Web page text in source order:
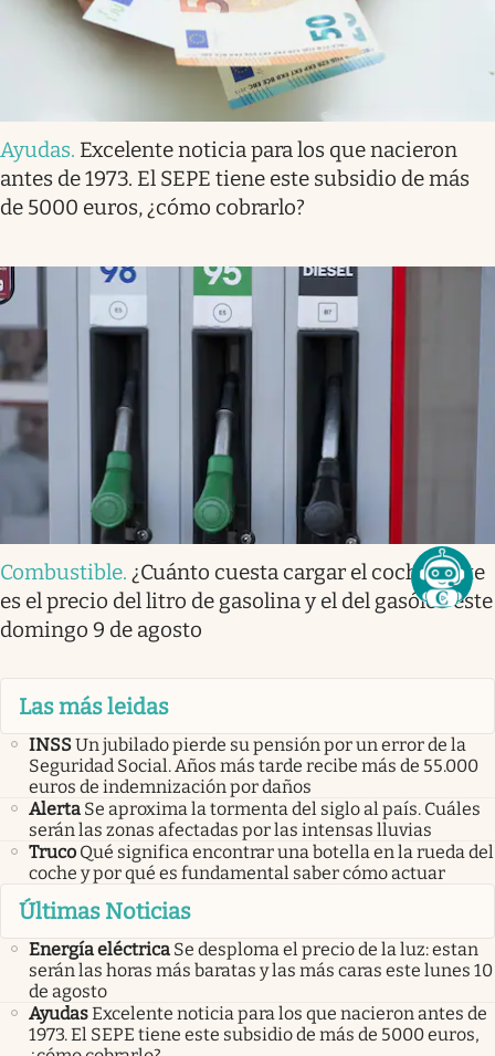
Ayudas. Excelente noticia para los que nacieron
antes de 1973. El SEPE tiene este subsidio de más
de 5000 euros, ¿cómo cobrarlo?
Combustible. ¿Cuánto cuesta cargar el coche? Este
es el precio del litro de gasolina y el del gasóleo este
domingo 9 de agosto
Las más leidas
INSSUn jubilado pierde su pensión por un error de la
Seguridad Social. Años más tarde recibe más de 55.000
euros de indemnización por daños
Alerta Se aproxima la tormenta del siglo al país. Cuáles
serán las zonas afectadas por las intensas lluvias
Truco Qué significa encontrar una botella en la rueda del
coche y por qué es fundamental saber cómo actuar
Últimas Noticias
Energía eléctrica Se desploma el precio de la luz: estan
serán las horas más baratas y las más caras este lunes 10
de agosto
AyudasExcelente noticia para los que nacieron antes de
1973. El SEPE tiene este subsidio de más de 5000 euros,